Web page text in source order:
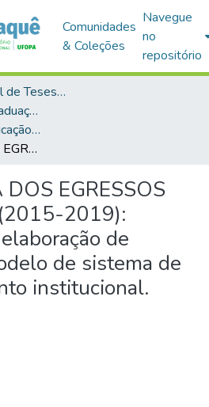
Comunidades
& Coleções
Navegue
no
repositório
Biblioteca Digital de Teses e Dissertações (BDTD)
Programa de Pós-Graduação em Educação (PPGE)
Dissertações em Educação (Mestrado)
RADIOGRAFIA DOS EGRESSOS PPGE/UFOPA (2015-2019): subsídios para elaboração de proposta de modelo de sistema de acompanhamento institucional.
EGRESSOS
2019):
de
de sistema de
institucional.